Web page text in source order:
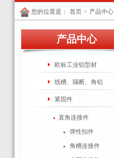
您的位置是： 首页 > 产品中心
产品中心
欧标工业铝型材
线槽、隔断、角铝
紧固件
直角连接件
弹性扣件
角槽连接件